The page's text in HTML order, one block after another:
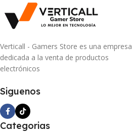
Verticall - Gamers Store es una empresa
dedicada a la venta de productos
electrónicos
Siguenos
Categorias